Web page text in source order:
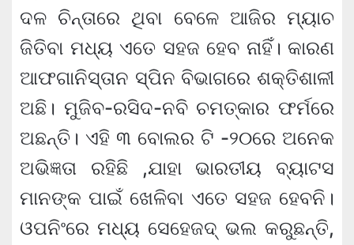
ଦଳ ଚିନ୍ତାରେ ଥିବା ବେଳେ ଆଜିର ମ୍ୟାଚ
ଜିତିବା ମଧ୍ୟ ଏତେ ସହଜ ହେବ ନାହିଁ। କାରଣ
ଆଫଗାନିସ୍ତାନ ସ୍ପିନ ବିଭାଗରେ ଶକ୍ତିଶାଳୀ
ଅଛି। ମୁଜିବ-ରସିଦ-ନବି ଚମତ୍କାର ଫର୍ମରେ
ଅଛନ୍ତି। ଏହି ୩ ବୋଲର ଟି -୨୦ରେ ଅନେକ
ଅଭିଜ୍ଞତା ରହିଛି ,ଯାହା ଭାରତୀୟ ବ୍ୟାଟସ
ମାନଙ୍କ ପାଇଁ ଖେଳିବା ଏତେ ସହଜ ହେବନି।
ଓପନିଂରେ ମଧ୍ୟ ସେହେଜଦ୍ ଭଲ କରୁଛନ୍ତି,